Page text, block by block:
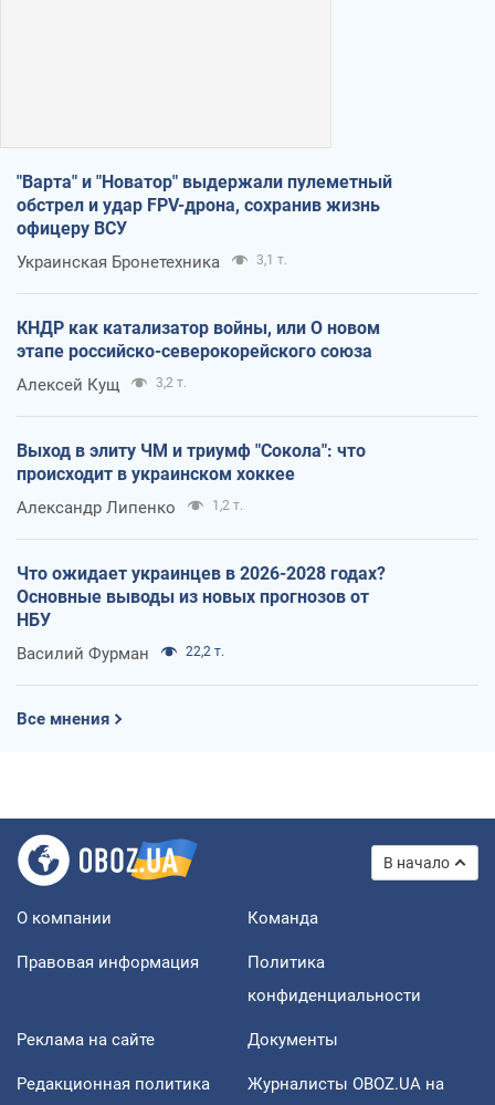
"Варта" и "Новатор" выдержали пулеметный
обстрел и удар FPV-дрона, сохранив жизнь
офицеру ВСУ
Украинская Бронетехника 3,1 т.
КНДР как катализатор войны, или О новом
этапе российско-северокорейского союза
Алексей Кущ 3,2 т.
Выход в элиту ЧМ и триумф "Сокола": что
происходит в украинском хоккее
Александр Липенко 1,2 т.
Что ожидает украинцев в 2026-2028 годах?
Основные выводы из новых прогнозов от
НБУ
Василий Фурман 22,2 т.
Все мнения
В начало
О компании Команда
Правовая информация
Политика
конфиденциальности
Реклама на сайте Документы
Редакционная политика
Журналисты OBOZ.UA на